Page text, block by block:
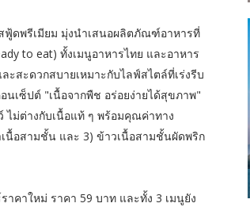
ฟู้ดพรีเมียม มุ่งนำเสนอผลิตภัณฑ์อาหารที่
to eat) ทั้งเมนูอาหารไทย และอาหาร
สะดวกสบายเหมาะกับไลฟ์สไตล์ที่เร่งรีบ
นเซ็ปต์ "เนื้อจากพืช อร่อยง่ายได้สุขภาพ"
ไม่ต่างกับเนื้อแท้ ๆ พร้อมคุณค่าทาง
นื้อสามชั้น และ 3) ข้าวเนื้อสามชั้นผัดพริก
าคาใหม่ ราคา 59 บาท และทั้ง 3 เมนูยัง